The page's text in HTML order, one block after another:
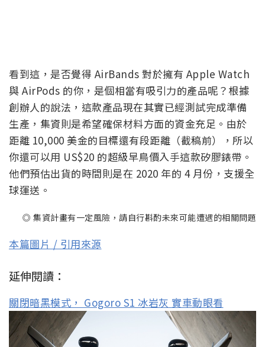
看到這，是否覺得 AirBands 對於擁有 Apple Watch
與 AirPods 的你，是個相當有吸引力的產品呢？根據
創辦人的說法，這款產品現在其實已經測試完成準備
生產，集資則是希望確保材料方面的資金充足。由於
距離 10,000 美金的目標還有段距離（截稿前），所以
你還可以用 US$20 的超級早鳥價入手這款矽膠錶帶。
他們預估出貨的時間則是在 2020 年的 4 月份，支援全
球運送。
◎ 集資計畫有一定風險，請自行斟酌未來可能遭遇的相關問題
本篇圖片 / 引用來源
延伸閱讀：
關閉暗黑模式， Gogoro S1 冰岩灰 實車動眼看